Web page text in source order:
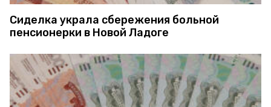
Сиделка украла сбережения больной
пенсионерки в Новой Ладоге